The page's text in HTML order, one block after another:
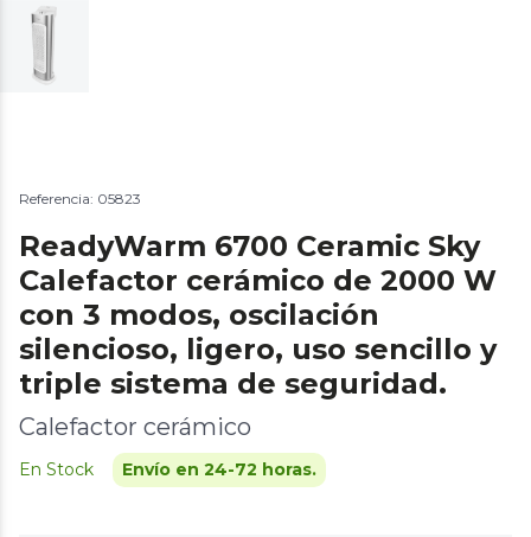
Referencia: 05823
ReadyWarm 6700 Ceramic Sky
Calefactor cerámico de 2000 W
con 3 modos, oscilación
silencioso, ligero, uso sencillo y
triple sistema de seguridad.
Calefactor cerámico
En Stock Envío en 24-72 horas.